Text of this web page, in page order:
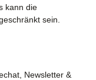
kann die
sein.
Newsletter &